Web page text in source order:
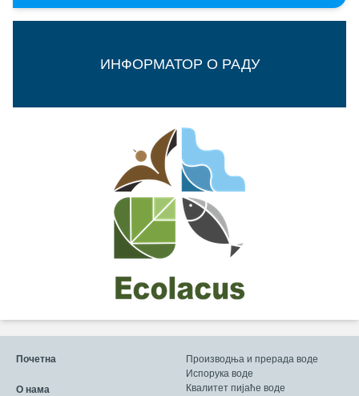
ИНФОРМАТОР О РАДУ
Почетна
О нама
Производња и прерада воде
Испорука воде
Квалитет пијаће воде